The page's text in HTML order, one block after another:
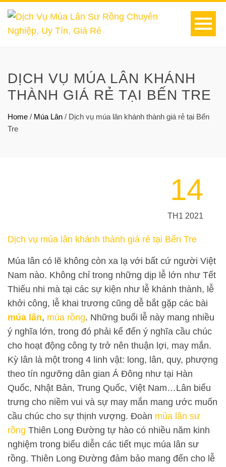
DỊCH VỤ MÚA LÂN KHÁNH
THÀNH GIÁ RẺ TẠI BẾN TRE
Home / Múa Lân / Dịch vụ múa lân khánh thành giá rẻ tại Bến
Tre
14
TH1 2021
Dịch vụ múa lân khánh thành giá rẻ tại Bến Tre
Múa lân có lẽ không còn xa lạ với bất cứ người Việt
Nam nào. Không chỉ trong những dịp lễ lớn như Tết
Thiếu nhi mà tại các sự kiện như lễ khánh thành, lễ
khởi công, lễ khai trương cũng dễ bắt gặp các bài
múa lân, múa rồng. Những buổi lễ này mang nhiều
ý nghĩa lớn, trong đó phải kể đến ý nghĩa cầu chúc
cho hoạt động công ty trở nên thuận lợi, may mắn.
Kỳ lân là một trong 4 linh vật: long, lân, quy, phượng
theo tín ngưỡng dân gian Á Đông như tại Hàn
Quốc, Nhật Bản, Trung Quốc, Việt Nam…Lân biểu
trưng cho niềm vui và sự may mắn mang ước muốn
cầu chúc cho sự thịnh vượng. Đoàn múa lân sư
rồng Thiên Long Đường tự hào có nhiều năm kinh
nghiệm trong biểu diễn các tiết mục múa lân sư
rồng. Thiên Long Đường đảm bảo mang đến cho lễ